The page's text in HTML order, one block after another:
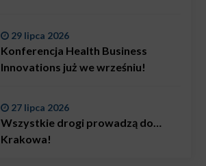
29 lipca 2026
Konferencja Health Business
Innovations już we wrześniu!
27 lipca 2026
Wszystkie drogi prowadzą do…
Krakowa!